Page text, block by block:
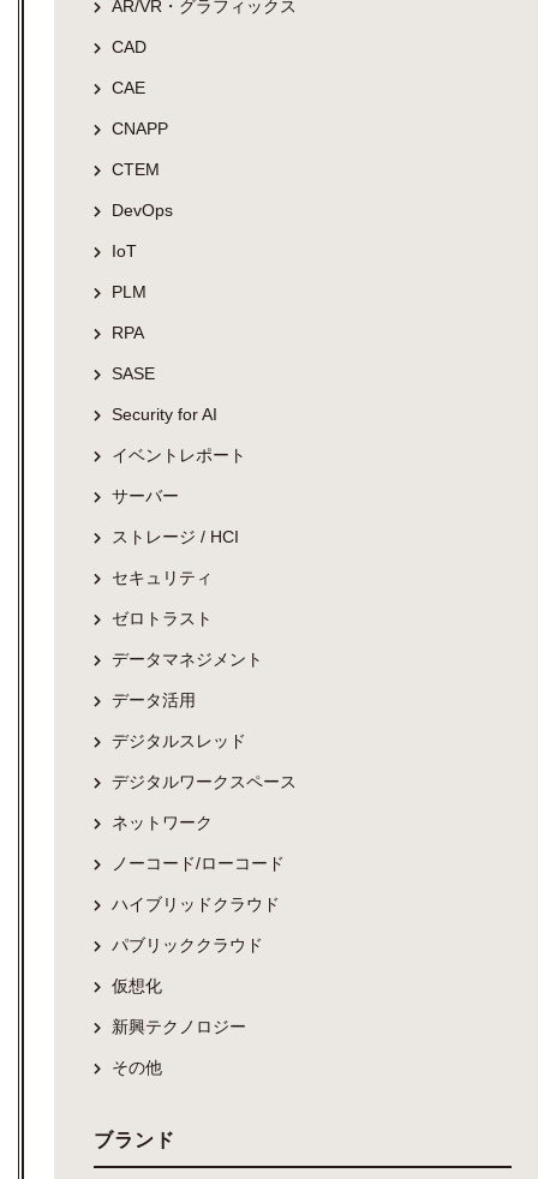
AR/VR・グラフィックス
CAD
CAE
CNAPP
CTEM
DevOps
IoT
PLM
RPA
SASE
Security for AI
イベントレポート
サーバー
ストレージ / HCI
セキュリティ
ゼロトラスト
データマネジメント
データ活用
デジタルスレッド
デジタルワークスペース
ネットワーク
ノーコード/ローコード
ハイブリッドクラウド
パブリッククラウド
仮想化
新興テクノロジー
その他
ブランド